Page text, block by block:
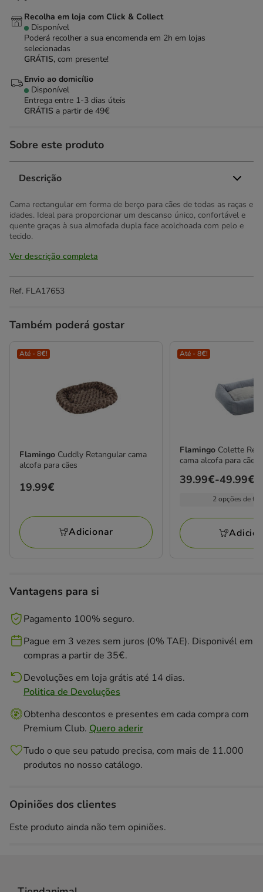
Recolha em loja com Click & Collect
Disponível
Poderá recolher a sua encomenda em 2h em lojas
selecionadas
GRÁTIS, com presente!
Envio ao domicílio
Disponível
Entrega entre 1-3 dias úteis
GRÁTIS a partir de 49€
Sobre este produto
Descrição
Cama rectangular em forma de berço para cães de todas as raças e
idades. Ideal para proporcionar um descanso único, confortável e
quente graças à sua almofada dupla face acolchoada com pelo e
tecido.
Ver descrição completa
Ref. FLA17653
Também poderá gostar
Até - 8€!
Flamingo Cuddly Retangular cama
alcofa para cães
Preço
19.99€
Adicionar
Até - 8€!
Flamingo Colette
cama alcofa para cães
Preço
a
49.99€
39.99€-49.99€
2 opções de
Vantagens para si
Pagamento 100% seguro.
Pague em 3 vezes sem juros (0% TAE). Disponivél em
compras a partir de 35€.
Devoluções em loja grátis até 14 dias.
Politica de Devoluções
Obtenha descontos e presentes em cada compra com
Premium Club. Quero aderir
Tudo o que seu patudo precisa, com mais de 11.000
produtos no nosso catálogo.
Opiniões dos clientes
Este produto ainda não tem opiniões.